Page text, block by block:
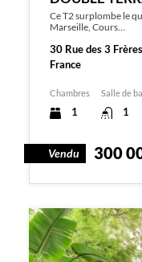
Ce T2 surplombe le
Marseille, Cours…
30 Rue des 3
France
Chambres
1
Salle de
1
Vendu 300